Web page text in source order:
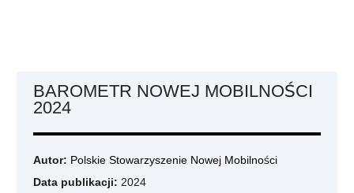
BAROMETR NOWEJ MOBILNOŚCI
2024
Autor: Polskie Stowarzyszenie Nowej Mobilności
Data publikacji: 2024